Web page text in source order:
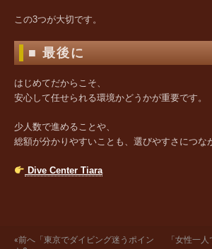
この3つが大切です。
■ 最後に
はじめてだからこそ、
安心して任せられる環境かどうかが重要です。
少人数で進めることや、
総額が分かりやすいことも、選びやすさにつな
Dive Center Tiara
«前へ「東京でダイビング迷うポイン
「女性一